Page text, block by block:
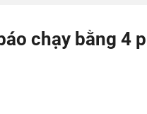
chạy bằng 4